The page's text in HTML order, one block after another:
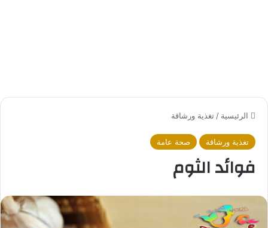
الرئيسية / تغذية ورشاقة
تغذية ورشاقة صحة عامة
فوائد الثوم